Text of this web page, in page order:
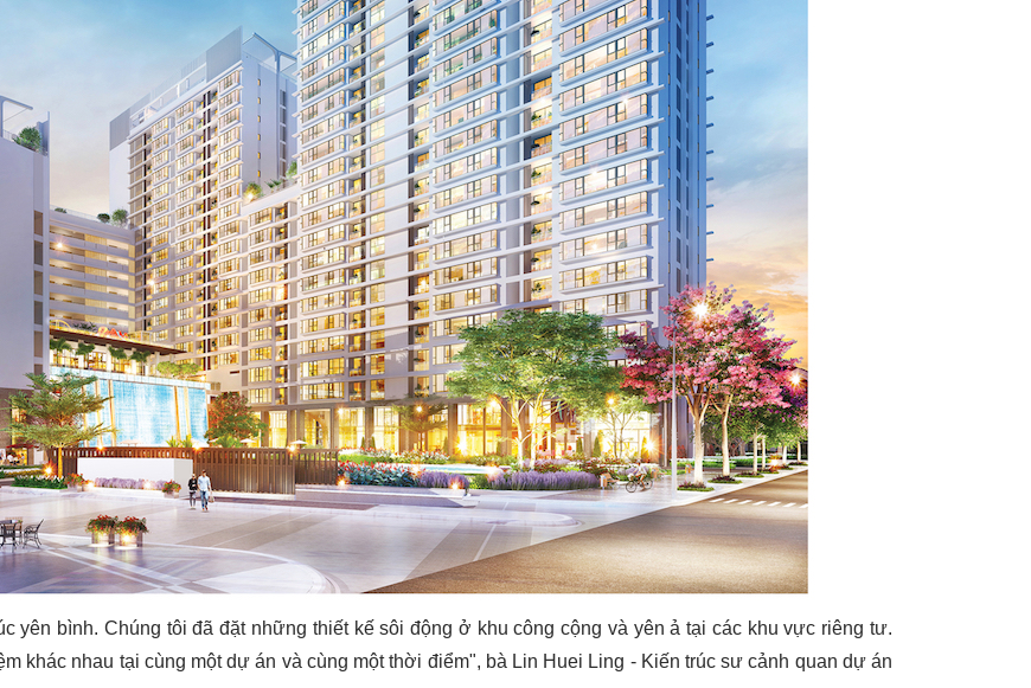
yên bình. Chúng tôi đã đặt những thiết kế sôi động ở khu công cộng và yên ả tại các khu vực riêng tư.
khác nhau tại cùng một dự án và cùng một thời điểm", bà Lin Huei Ling - Kiến trúc sư cảnh quan dự án